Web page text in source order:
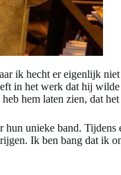
ik hecht er eigenlijk
in het werk dat hij
hem laten zien, dat
unieke band.
Ik ben bang dat ik